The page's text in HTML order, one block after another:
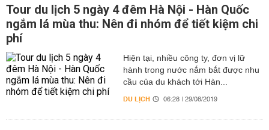
Tour du lịch 5 ngày 4 đêm Hà Nội - Hàn Quốc
ngắm lá mùa thu: Nên đi nhóm để tiết kiệm chi
phí
Hiện tại, nhiều công ty, đơn vị lữ
hành trong nước nắm bắt được nhu
cầu của du khách tới Hàn...
DU LỊCH 06:28 | 29/08/2019